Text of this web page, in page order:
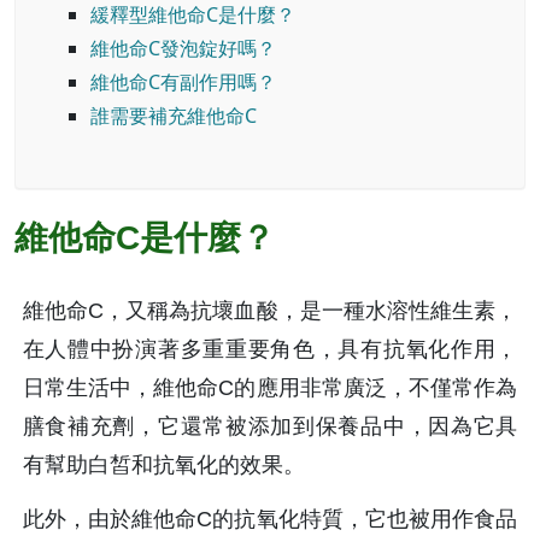
緩釋型維他命C是什麼？
維他命C發泡錠好嗎？
維他命C有副作用嗎？
誰需要補充維他命C
維他命C是什麼？
維他命C，又稱為抗壞血酸，是一種水溶性維生素，
在人體中扮演著多重重要角色，具有抗氧化作用，
日常生活中，維他命C的應用非常廣泛，不僅常作為
膳食補充劑，它還常被添加到保養品中，因為它具
有幫助白皙和抗氧化的效果。
此外，由於維他命C的抗氧化特質，它也被用作食品